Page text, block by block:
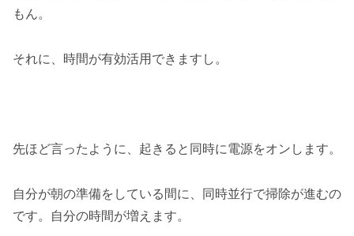
もん。
それに、時間が有効活用できますし。
先ほど言ったように、起きると同時に電源をオンします。
自分が朝の準備をしている間に、同時並行で掃除が進むの
です。自分の時間が増えます。